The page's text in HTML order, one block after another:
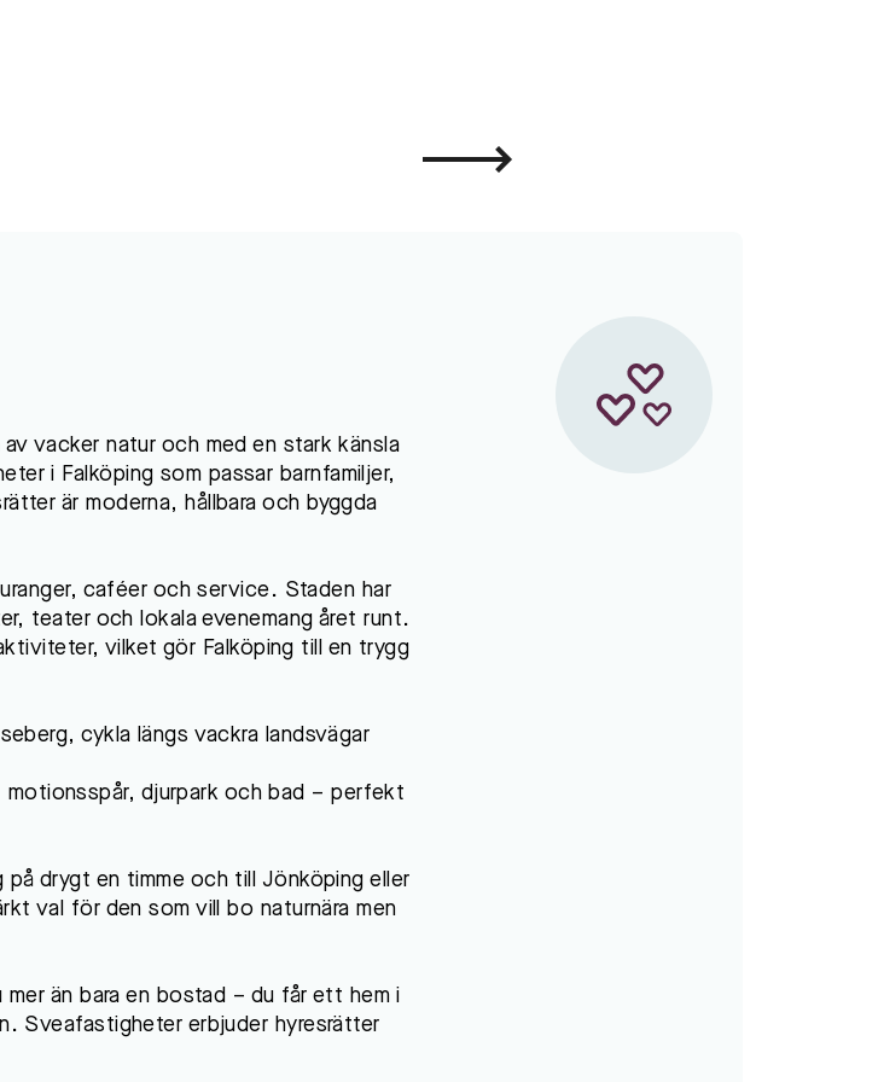
vacker natur och med en stark känsla
i Falköping som passar barnfamiljer,
är moderna, hållbara och byggda
caféer och service. Staden har
teater och lokala evenemang året runt.
vilket gör Falköping till en trygg
cykla längs vackra landsvägar
djurpark och bad – perfekt
drygt en timme och till Jönköping eller
val för den som vill bo naturnära men
mer än bara en bostad – du får ett hem i
Sveafastigheter erbjuder hyresrätter